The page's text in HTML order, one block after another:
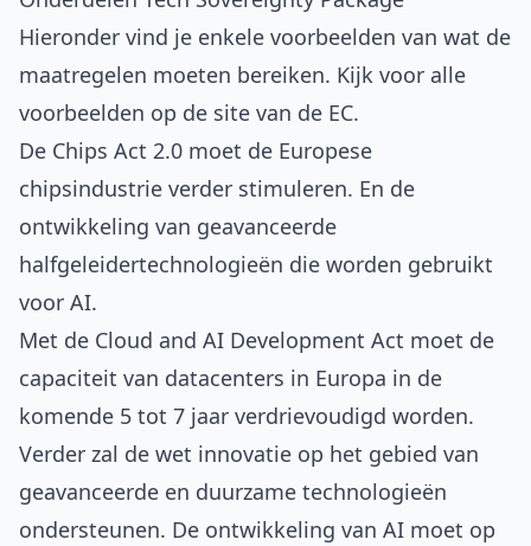
Hieronder vind je enkele voorbeelden van wat de
maatregelen moeten bereiken. Kijk voor alle
voorbeelden op de site van de EC.
De Chips Act 2.0 moet de Europese
chipsindustrie verder stimuleren. En de
ontwikkeling van geavanceerde
halfgeleidertechnologieën die worden gebruikt
voor AI.
Met de Cloud and AI Development Act moet de
capaciteit van datacenters in Europa in de
komende 5 tot 7 jaar verdrievoudigd worden.
Verder zal de wet innovatie op het gebied van
geavanceerde en duurzame technologieën
ondersteunen. De ontwikkeling van AI moet op